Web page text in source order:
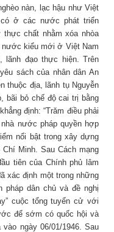
nàn, lạc hậu như Việt
ở các nước phát triển
thực chất nhằm xóa nhòa
kiểu mới ở Việt Nam
lãnh đạo thực hiện. Trên
sách của nhân dân An
thuộc địa, lãnh tụ Nguyễn
bãi bỏ chế độ cai trị bằng
định: “Trăm điều phải
nước pháp quyền hợp
nổi bật trong xây dựng
Minh. Sau Cách mạng
tiên của Chính phủ lâm
xác định một trong những
pháp dân chủ và đề nghị
cuộc tổng tuyển cử với
để sớm có quốc hội và
ngày 06/01/1946. Sau